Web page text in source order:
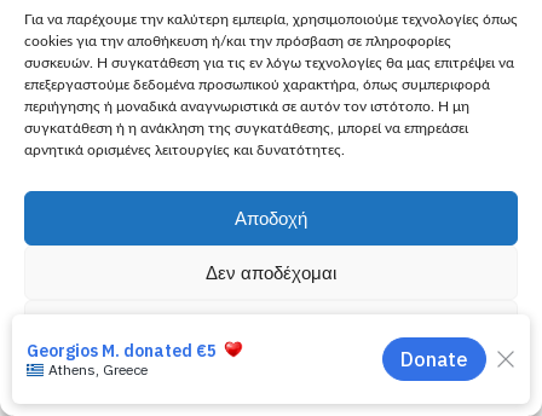
Για να παρέχουμε την καλύτερη εμπειρία, χρησιμοποιούμε τεχνολογίες όπως
cookies για την αποθήκευση ή/και την πρόσβαση σε πληροφορίες
συσκευών. Η συγκατάθεση για τις εν λόγω τεχνολογίες θα μας επιτρέψει να
επεξεργαστούμε δεδομένα προσωπικού χαρακτήρα, όπως συμπεριφορά
περιήγησης ή μοναδικά αναγνωριστικά σε αυτόν τον ιστότοπο. Η μη
συγκατάθεση ή η ανάκληση της συγκατάθεσης, μπορεί να επηρεάσει
αρνητικά ορισμένες λειτουργίες και δυνατότητες.
Αποδοχή
Δεν αποδέχομαι
Πολιτική Απορρήτου
μαλλιά. Η μανούλα του, με το χαμόγελο στα χείλη,
ακούραστο στήριγμα και φύλακας άγγελός του. Πάντα
δίπλα του, μεταμορφώθηκε σε καλή νεράιδα για να μας
βοηθήσει να νιώσουμε ποια ήταν η μεγαλύτερη του
επιθυμία. ‍ ‍ ‍